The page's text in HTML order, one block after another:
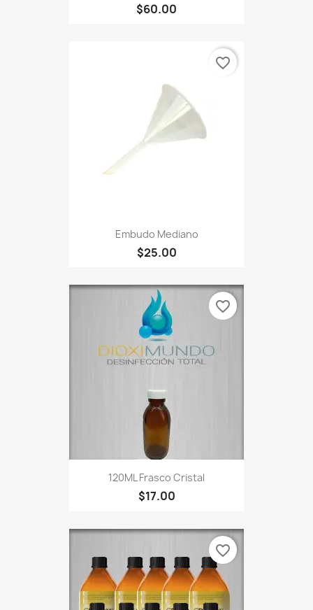
$60.00
Embudo Mediano
$25.00
favorite_border
120ML Frasco Cristal
$17.00
favorite_border
favorite_border